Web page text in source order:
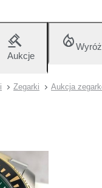
Aukcje
Zegarki Aukcja